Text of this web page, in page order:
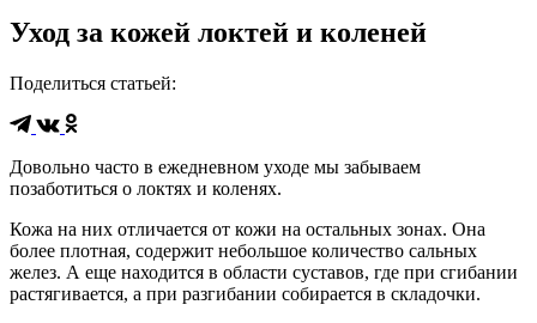
Уход за кожей локтей и коленей
Поделиться статьей:
Довольно часто в ежедневном уходе мы забываем
позаботиться о локтях и коленях.
Кожа на них отличается от кожи на остальных зонах. Она
более плотная, содержит небольшое количество сальных
желез. А еще находится в области суставов, где при сгибании
растягивается, а при разгибании собирается в складочки.